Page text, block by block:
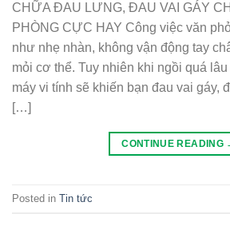
CHỮA ĐAU LƯNG, ĐAU VAI GÁY
PHÒNG CỰC HAY Công việc văn
như nhẹ nhàn, không vận động tay
mỏi cơ thể. Tuy nhiên khi ngồi quá
máy vi tính sẽ khiến bạn đau vai gáy,
[…]
CONTINUE READING
Posted in Tin tức